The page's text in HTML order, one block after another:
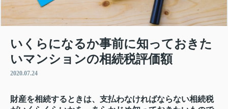
いくらになるか事前に知っておきた
いマンションの相続税評価額
2020.07.24
財産を相続するときは、支払わなければならない相続税